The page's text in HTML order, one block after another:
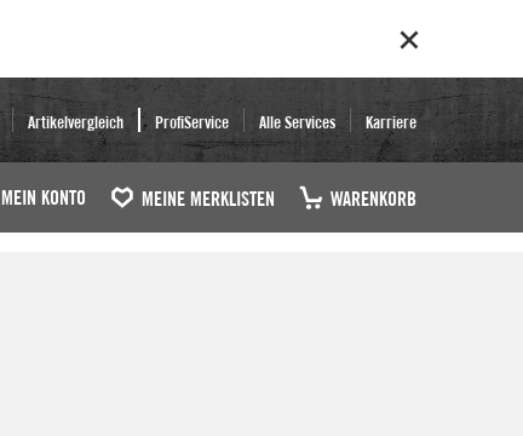
Artikelvergleich ProfiService Alle Services Karriere
MEIN KONTO MEINE MERKLISTEN WARENKORB